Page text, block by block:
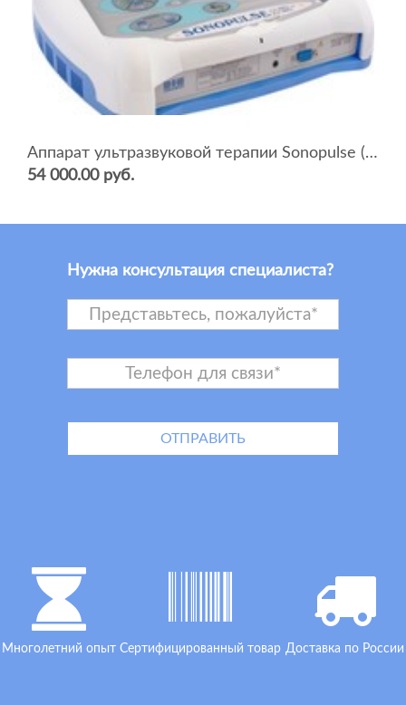
Аппарат ультразвуковой терапии Sonopulse (мультичастотный 1 и 3 Мгц)
54 000.00 руб.
Нужна консультация специалиста?
Многолетний опыт Сертифицированный товар Доставка по России